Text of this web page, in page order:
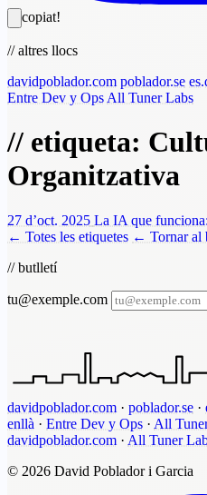
copiat!
// altres llocs
davidpoblador.com poblador.se
Entre Dev y Ops All Tuner Labs
// etiqueta:
Organitzativa
27 d’oct. 2025 La IA que
← Totes les etiquetes ← Tornar al
// butlletí
tu@exemple.com
davidpoblador.com · poblador.se ·
enllà · Entre Dev y Ops · All
davidpoblador.com · All Tuner
© 2026 David Poblador i Garcia